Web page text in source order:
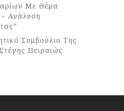
Με Θέμα
Ανάλυση
Συμβούλιο Της
Πειραιώς